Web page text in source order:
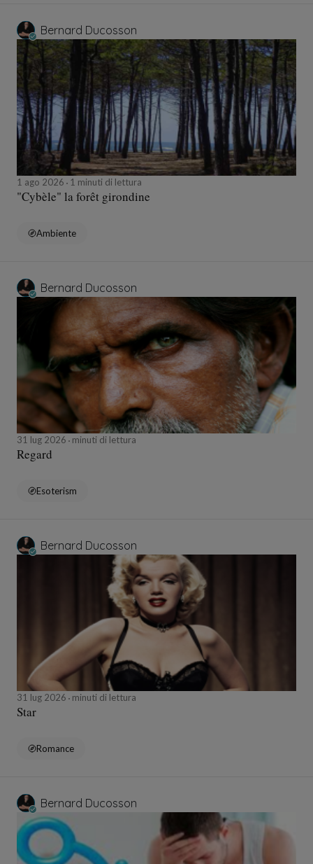
Bernard Ducosson
1 ago 2026 1 minuti di lettura
"Cybèle" la forêt girondine
Ambiente
Bernard Ducosson
31 lug 2026 minuti di lettura
Regard
Esoterism
Bernard Ducosson
31 lug 2026 minuti di lettura
Star
Romance
Bernard Ducosson